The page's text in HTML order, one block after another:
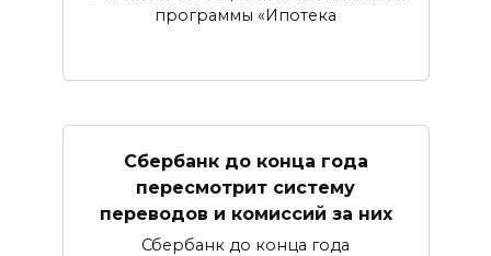
программы «Ипотека
Сбербанк​ до конца года
пересмотрит систему
переводов и комиссий за них
Сбербанк до конца года